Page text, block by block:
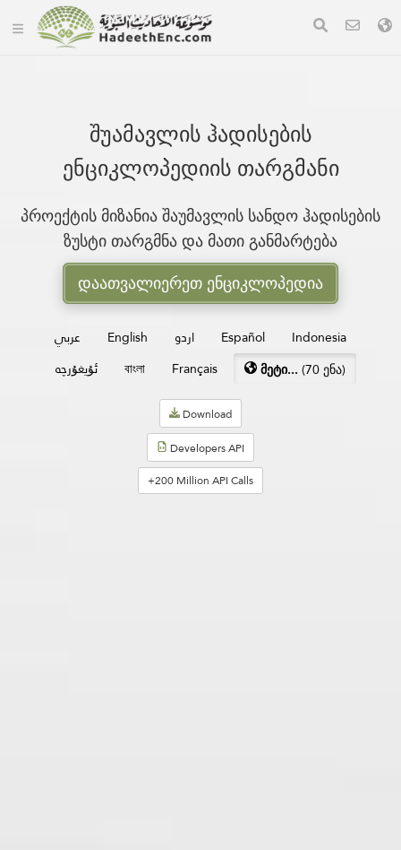
შუამავლის ჰადისების
ენციკლოპედიის თარგმანი
პროექტის მიზანია შაუმავლის სანდო ჰადისების
ზუსტი თარგმნა და მათი განმარტება
დაათვალიერეთ ენციკლოპედია
عربي English اردو Español
Indonesia
ئۇيغۇرچە
বাংলা Français მეტი...(70 ენა)
Download
Developers API
+200 Million API Calls